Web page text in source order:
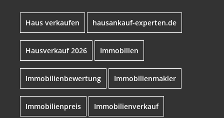
Haus verkaufen hausankauf-experten.de
Hausverkauf 2026 Immobilien
Immobilienbewertung Immobilienmakler
Immobilienpreis Immobilienverkauf